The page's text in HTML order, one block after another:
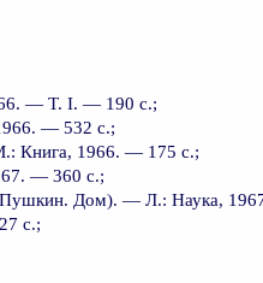
— Т. I. — 190 с.;
— 532 с.;
Книга, 1966. — 175 с.;
— 360 с.;
Дом). — Л.: Наука,
с.;